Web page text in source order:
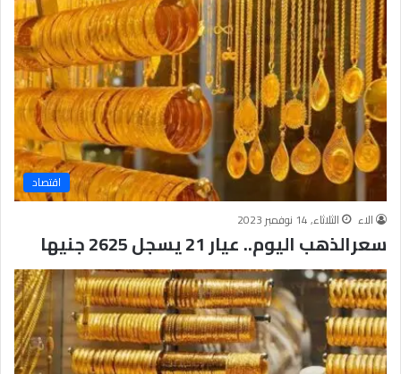
اقتصاد
الاء
الثلاثاء, 14 نوفمبر 2023
سعرالذهب اليوم.. عيار 21 يسجل 2625 جنيها